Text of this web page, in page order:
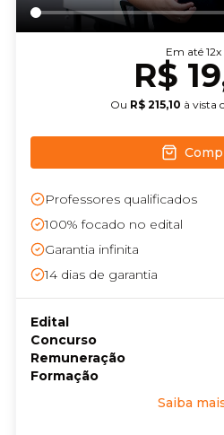
Em até 12x
R$
Ou R$ 215,10 à vista
Professores qualificados
100% focado no edital
Garantia infinita
14 dias de garantia
Edital
Concurso
Remuneração
Formação
Saiba